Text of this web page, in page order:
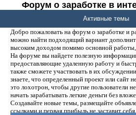
Форум о заработке в
денег.
Добро пожаловать на форум о заработке и
можно найти подходящий вариант
высоким доходом помимо основной работы,
На форуме вы найдете полезную
предоставляющие удаленную работу и
также сможете участвовать в их
знаете, что определенный проект или сайт
это лохотрон, чтобы другие пользователи
начать зарабатывать легкие деньги без
Создавайте новые темы, размещайте
ссылками и первая прибыль не заставит
Активные темы